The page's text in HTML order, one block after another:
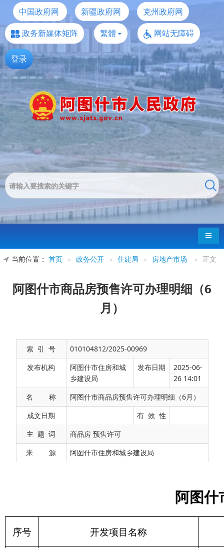
中国政府网 新疆政府网
克州政府网
政务新媒体矩阵
繁體 网站无障碍
登录
导航
当前位置： 首页 » 政务公开 » 住建局 » 房地产市场 » 正文
阿图什市商品房预售许可办理明细（6
月）
索 引 号
010104812/2025-00969
发布机构
阿图什市住房和城
乡建设局
发布日期
2025-06-
26 14:01
名 称
阿图什市商品房预售许可办理明细（6月）
成文日期
有 效 性
主 题 词
商品房 预售许可
来 源
阿图什市住房和城乡建设局
阿图什市商
序号 开发项目名称
阿图
4 阿图什市恒泰·智慧城建设项目